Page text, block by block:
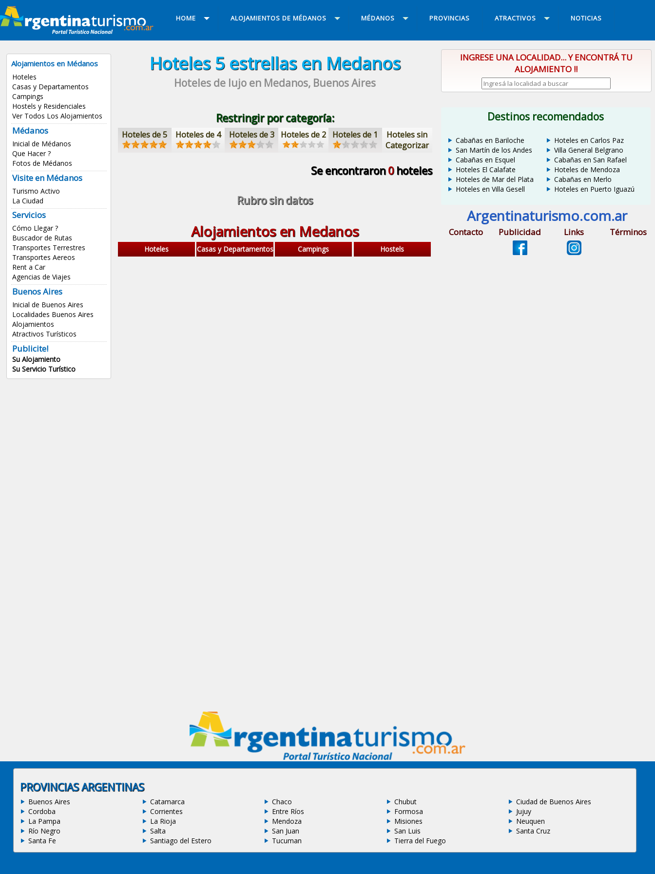
HOME ALOJAMIENTOS DE MÉDANOS MÉDANOS PROVINCIAS ATRACTIVOS NOTICIAS
Alojamientos en Médanos
Hoteles
Casas y Departamentos
Campings
Hostels y Residenciales
Ver Todos Los Alojamientos
Médanos
Inicial de Médanos
Que Hacer ?
Fotos de Médanos
Visite en Médanos
Turismo Activo
La Ciudad
Servicios
Cómo Llegar ?
Buscador de Rutas
Transportes Terrestres
Transportes Aereos
Rent a Car
Agencias de Viajes
Buenos Aires
Inicial de Buenos Aires
Localidades Buenos Aires
Alojamientos
Atractivos Turísticos
Publicite!
Su Alojamiento
Su Servicio Turístico
Hoteles 5 estrellasen Medanos
Hoteles de lujo en Medanos, Buenos Aires
Restringir por categoría:
Hoteles de 5 Hoteles de 4 Hoteles de 3 Hoteles de 2 Hoteles de 1
Hoteles sin
Categorizar
Se encontraron0hoteles
Rubro sin datos
Alojamientos en Medanos
Hoteles Casas y Departamentos Campings Hostels
INGRESE UNA LOCALIDAD... Y ENCONTRÁ TU
ALOJAMIENTO !!
Destinos recomendados
Cabañas en Bariloche
San Martín de los Andes
Cabañas en Esquel
Hoteles El Calafate
Hoteles de Mar del Plata
Hoteles en Villa Gesell
Hoteles en Carlos Paz
Villa General Belgrano
Cabañas en San Rafael
Hoteles de Mendoza
Cabañas en Merlo
Hoteles en Puerto Iguazú
Argentinaturismo.com.ar
Contacto Publicidad Links Términos
PROVINCIAS ARGENTINAS
Buenos Aires Catamarca Chaco Chubut
Ciudad de Buenos Aires
Cordoba
Corrientes Entre Ríos Formosa
Jujuy
La Pampa
La Rioja Mendoza Misiones
Neuquen
Río Negro
Salta San Juan San Luis
Santa Cruz
Santa Fe
Santiago del Estero Tucuman Tierra del Fuego